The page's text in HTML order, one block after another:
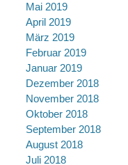
Mai 2019
April 2019
März 2019
Februar 2019
Januar 2019
Dezember 2018
November 2018
Oktober 2018
September 2018
August 2018
Juli 2018